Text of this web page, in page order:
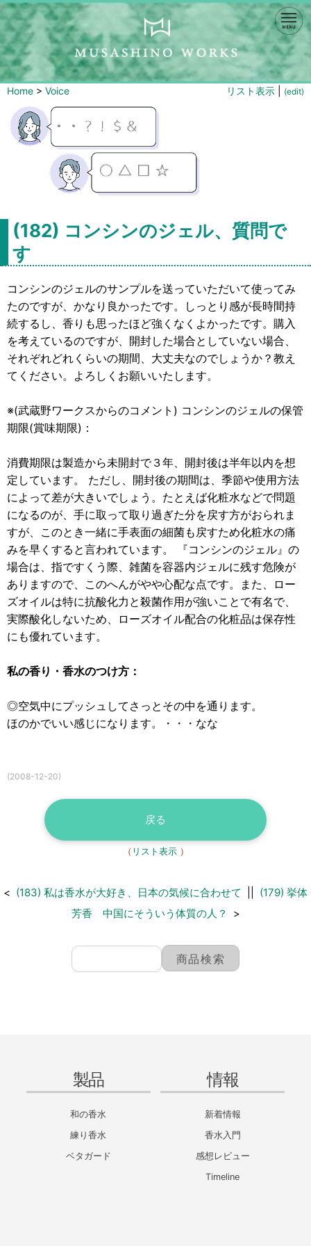
Home > Voice リスト表示 (edit)
(182) コンシンのジェル、質問で
す
コンシンのジェルのサンプルを送っていただいて使ってみ
たのですが、かなり良かったです。しっとり感が長時間持
続するし、香りも思ったほど強くなくよかったです。購入
を考えているのですが、開封した場合としていない場合、
それぞれどれくらいの期間、大丈夫なのでしょうか？教え
てください。よろしくお願いいたします。
※(武蔵野ワークスからのコメント) コンシンのジェルの保管
期限(賞味期限)：
消費期限は製造から未開封で３年、開封後は半年以内を想
定しています。 ただし、開封後の期間は、季節や使用方法
によって差が大きいでしょう。たとえば化粧水などで問題
になるのが、手に取って取り過ぎた分を戻す方がおられま
すが、このとき一緒に手表面の細菌も戻すため化粧水の痛
みを早くすると言われています。 『コンシンのジェル』の
場合は、指ですくう際、雑菌を容器内ジェルに残す危険が
ありますので、このへんがやや心配な点です。また、ロー
ズオイルは特に抗酸化力と殺菌作用が強いことで有名で、
実際酸化しないため、ローズオイル配合の化粧品は保存性
にも優れています。
私の香り・香水のつけ方：
◎空気中にプッシュしてさっとその中を通ります。
ほのかでいい感じになります。・・・なな
(2008-12-20)
戻る
（ リスト表示）
< (183) 私は香水が大好き、日本の気候に合わせて
(179) 挙体
芳香 中国にそういう体質の人？
>
製品
和の香水
練り香水
ベタガード
情報
新着情報
香水入門
感想レビュー
Timeline